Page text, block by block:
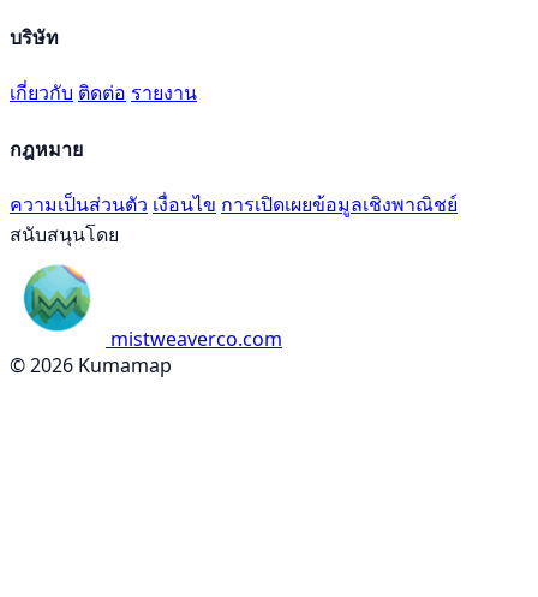
บริษัท
เกี่ยวกับ ติดต่อ รายงาน
กฎหมาย
ความเป็นส่วนตัว เงื่อนไข การเปิดเผยข้อมูลเชิงพาณิชย์
สนับสนุนโดย
mistweaverco.com
© 2026 Kumamap